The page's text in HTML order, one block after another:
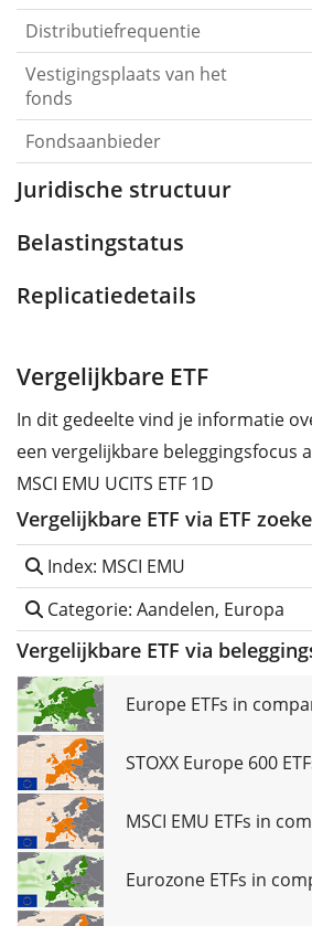
Distributiefrequentie
Vestigingsplaats van het
fonds
Fondsaanbieder
Juridische structuur
Belastingstatus
Replicatiedetails
Vergelijkbare ETF
In dit gedeelte vind je informatie
een vergelijkbare beleggingsfocus
MSCI EMU UCITS ETF 1D
Vergelijkbare ETF via ETF
Index: MSCI EMU
Categorie: Aandelen, Europa
Vergelijkbare ETF via
Europe ETFs in
STOXX Europe 600
MSCI EMU ETFs in
Eurozone ETFs in